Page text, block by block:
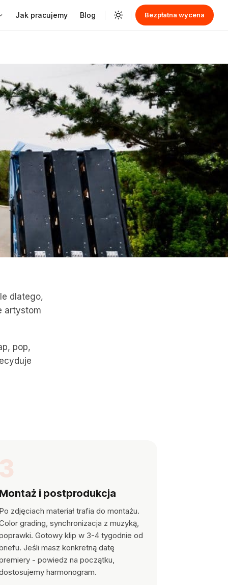
dlatego,
artystom
pop,
i postprodukcja
zdjęciach materiał trafia do montażu.
grading, synchronizacja z muzyką,
Gotowy klip w 3-4 tygodnie od
Jeśli masz konkretną datę
- powiedz na początku,
harmonogram.
Jak pracujemy Blog Bezpłatna wycena